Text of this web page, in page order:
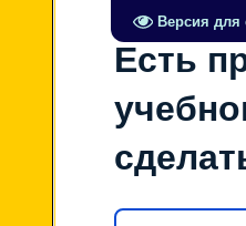
Версия для
Есть